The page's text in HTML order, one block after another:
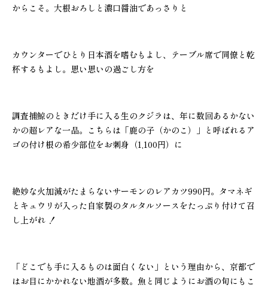
からこそ。大根おろしと濃口醤油であっさりと
カウンターでひとり日本酒を嗜むもよし、テーブル席で同僚と乾
杯するもよし。思い思いの過ごし方を
調査捕鯨のときだけ手に入る生のクジラは、年に数回あるかない
かの超レアな一品。こちらは「鹿の子（かのこ）」と呼ばれるア
ゴの付け根の希少部位をお刺身（1,100円）に
絶妙な火加減がたまらないサーモンのレアカツ990円。タマネギ
とキュウリが入った自家製のタルタルソースをたっぷり付けて召
し上がれ ！
「どこでも手に入るものは面白くない」という理由から、京都で
はお目にかかれない地酒が多数。魚と同じようにお酒の旬にもこ